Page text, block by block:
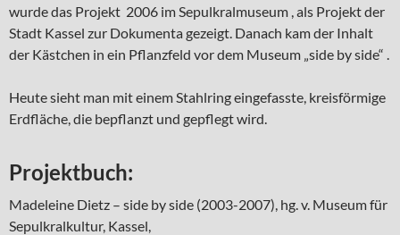
wurde das Projekt 2006 im Sepulkralmuseum , als Projekt der
Stadt Kassel zur Dokumenta gezeigt. Danach kam der Inhalt
der Kästchen in ein Pflanzfeld vor dem Museum „side by side“ .
Heute sieht man mit einem Stahlring eingefasste, kreisförmige
Erdfläche, die bepflanzt und gepflegt wird.
Projektbuch:
Madeleine Dietz – side by side (2003-2007), hg. v. Museum für
Sepulkralkultur, Kassel,